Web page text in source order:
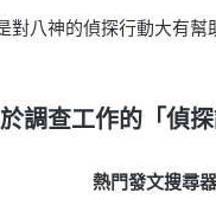
八神的偵探行動大有
調查工作的「偵探
熱門發文搜尋器